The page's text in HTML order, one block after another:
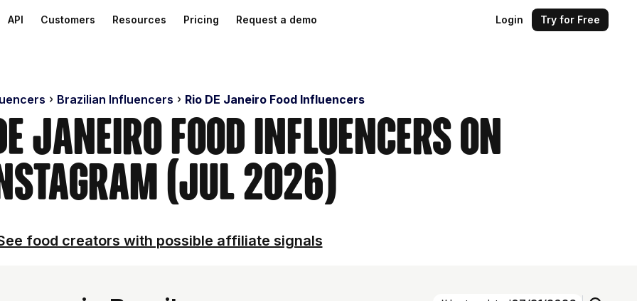
API Customers Resources Pricing Request a demo Login Try for Free
Brazilian Influencers Rio DE Janeiro Food Influencers
Janeiro Food Influencers on
Instagram (Jul 2026)
food creators with possible affiliate signals